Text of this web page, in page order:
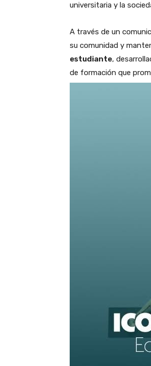
universitaria y la
A través de un
su comunidad y
estudiante,
de formación que